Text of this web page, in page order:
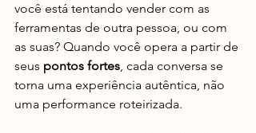
você está tentando vender com as
ferramentas de outra pessoa, ou com
as suas? Quando você opera a partir de
seus pontos fortes, cada conversa se
torna uma experiência autêntica, não
uma performance roteirizada.